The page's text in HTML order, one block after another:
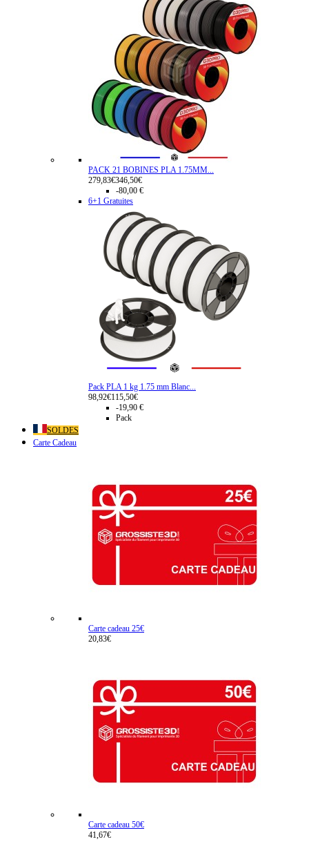
PACK 21 BOBINES PLA 1.75MM...
279,83€346,50€
-80,00 €
6+1 Gratuites
Pack PLA 1 kg 1.75 mm Blanc...
98,92€115,50€
-19,90 €
Pack
SOLDES
Carte Cadeau
Carte cadeau 25€
20,83€
Carte cadeau 50€
41,67€